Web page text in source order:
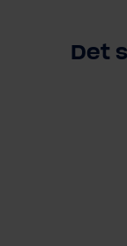
Det